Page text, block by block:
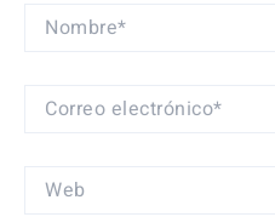
NOMBRE*
CORREO
WEB